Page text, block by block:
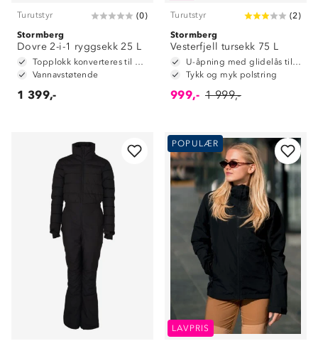
Turutstyr (0)
Stormberg
Dovre 2-i-1 ryggsekk 25 L
Topplokk konverteres til hoftebelte
Vannavstøtende
1 399,-
Turutstyr (2)
Stormberg
Vesterfjell tursekk 75 L
U-åpning med glidelås til hovedrom
Tykk og myk polstring
999,- 1 999,-
POPULÆR
LAVPRIS